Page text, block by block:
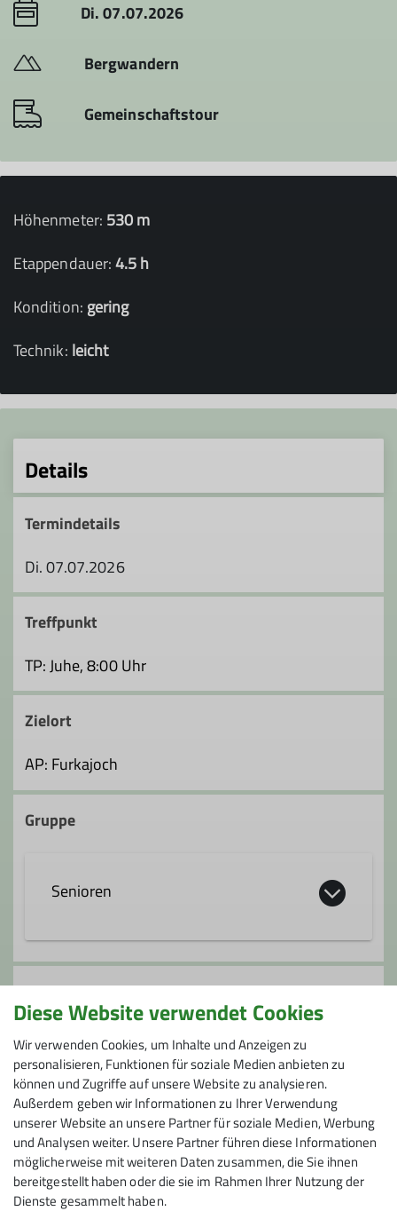
Di. 07.07.2026
Bergwandern
Gemeinschaftstour
Höhenmeter: 530 m
Etappendauer:4.5 h
Kondition: gering
Technik: leicht
Details
Termindetails
Di. 07.07.2026
Treffpunkt
TP: Juhe, 8:00 Uhr
Zielort
AP: Furkajoch
Gruppe
Senioren
Die Seniorengruppe bietet allen fit
gebliebenen Seniorinnen und Senioren
ein reichhaltiges Programm über das
ganze Jahr mit unterschiedlichen
Anforderungen:
- Wanderungen - Leichte Bergtouren -
Mittelschwere Bergtouren für Geübte -
Winterwanderungen
Auch Nichtsenioren*innen und Gäste sind
bei unseren Touren immer willkommen.
Dies gilt zurzeit aber nur für DAV
Mitglieder
Anmeldung
bei I. Blum
Preis
16 €
Diese Website verwendet Cookies
Wir verwenden Cookies, um Inhalte und Anzeigen zu
personalisieren, Funktionen für soziale Medien anbieten zu
können und Zugriffe auf unsere Website zu analysieren.
Außerdem geben wir Informationen zu Ihrer Verwendung
unserer Website an unsere Partner für soziale Medien, Werbung
und Analysen weiter. Unsere Partner führen diese Informationen
möglicherweise mit weiteren Daten zusammen, die Sie ihnen
bereitgestellt haben oder die sie im Rahmen Ihrer Nutzung der
Dienste gesammelt haben.